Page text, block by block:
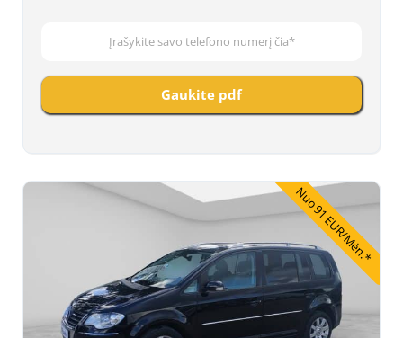
Gaukite pdf
Nuo 91 EUR/Mėn.*